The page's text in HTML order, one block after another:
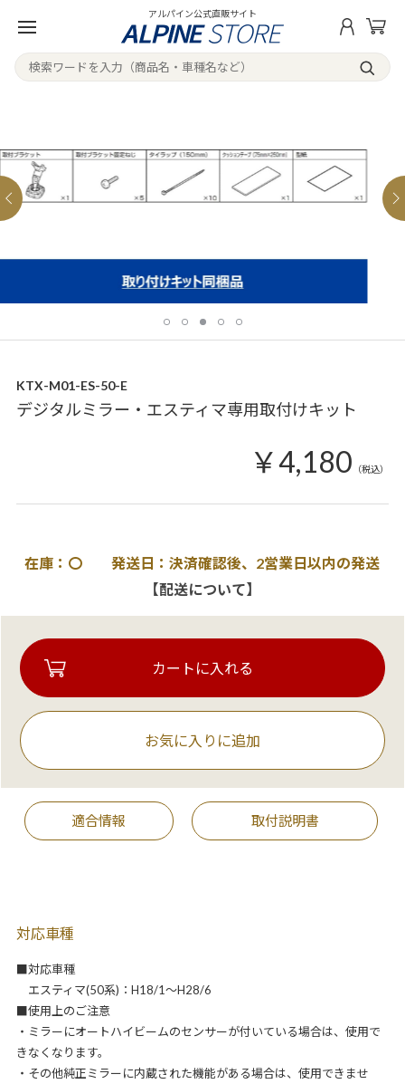
アルパイン公式直販サイト
KTX-M01-ES-50-E
デジタルミラー・エスティマ専用取付けキット
￥4,180 （税込）
在庫：〇 発送日：決済確認後、2営業日以内の発送
【配送について】
お気に入りに追加
適合情報 取付説明書
対応車種
■対応車種
エスティマ(50系)：H18/1～H28/6
■使用上のご注意
・ミラーにオートハイビームのセンサーが付いている場合は、使用で
きなくなります。
・その他純正ミラーに内蔵された機能がある場合は、使用できませ